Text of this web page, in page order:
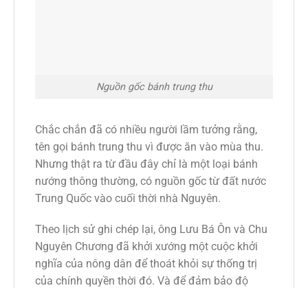
Nguồn gốc bánh trung thu
Chắc chắn đã có nhiều người lầm tưởng rằng,
tên gọi bánh trung thu vì được ăn vào mùa thu.
Nhưng thật ra từ đầu đây chỉ là một loại bánh
nướng thông thường, có nguồn gốc từ đất nước
Trung Quốc vào cuối thời nhà Nguyên.
Theo lịch sử ghi chép lại, ông Lưu Bá Ôn và Chu
Nguyên Chương đã khởi xướng một cuộc khởi
nghĩa của nông dân để thoát khỏi sự thống trị
của chính quyền thời đó. Và để đảm bảo độ